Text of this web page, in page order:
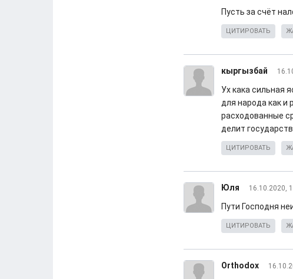
Пусть за счёт
ЦИТИРОВАТЬ
кыргызбай
Ух кака сильная
для народа как и
расходованные
делит
ЦИТИРОВАТЬ
Юля 16.10.2020,
Пути Господня
ЦИТИРОВАТЬ
Orthodox